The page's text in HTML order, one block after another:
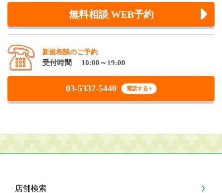
無料相談 WEB予約
新規相談のご予約
受付時間 10:00～19:00
03-5337-5440 電話する
店舗検索